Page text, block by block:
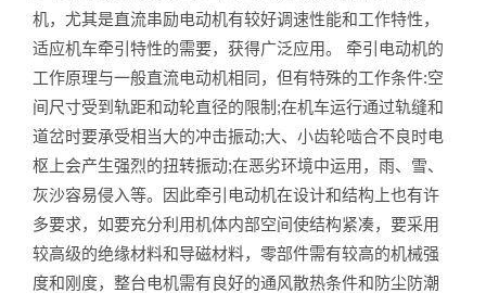
机，尤其是直流串励电动机有较好调速性能和工作特性，
适应机车牵引特性的需要，获得广泛应用。 牵引电动机的
工作原理与一般直流电动机相同，但有特殊的工作条件:空
间尺寸受到轨距和动轮直径的限制;在机车运行通过轨缝和
道岔时要承受相当大的冲击振动;大、小齿轮啮合不良时电
枢上会产生强烈的扭转振动;在恶劣环境中运用，雨、雪、
灰沙容易侵入等。因此牵引电动机在设计和结构上也有许
多要求，如要充分利用机体内部空间使结构紧凑，要采用
较高级的绝缘材料和导磁材料，零部件需有较高的机械强
度和刚度，整台电机需有良好的通风散热条件和防尘防潮